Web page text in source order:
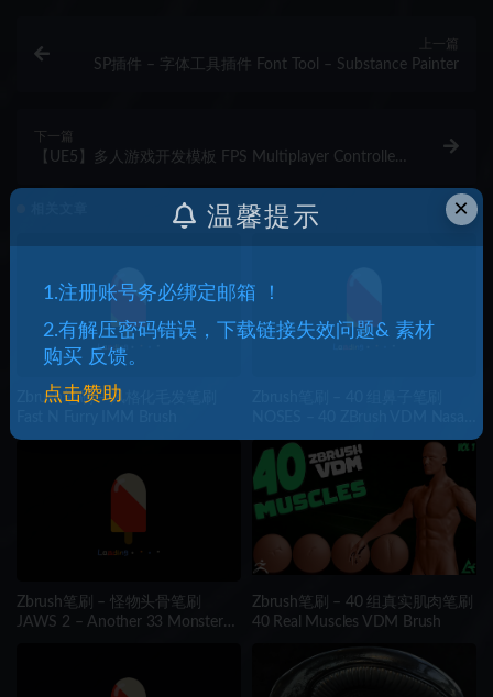
上一篇
SP插件 – 字体工具插件 Font Tool – Substance Painter
下一篇
【UE5】多人游戏开发模板 FPS Multiplayer Controller
Zbrush笔刷 – 风格化毛发笔刷
Areas
Zbrush笔刷 – 怪物头骨笔刷
JAWS 2 – Another 33 Monster
Zbrush笔刷 – 40 组真实肌肉笔刷
40 Real Muscles VDM Brush
×
温馨提示
1.注册账号务必绑定邮箱 ！
2.有解压密码错误，下载链接失效问题& 素材
购买 反馈。
点击赞助